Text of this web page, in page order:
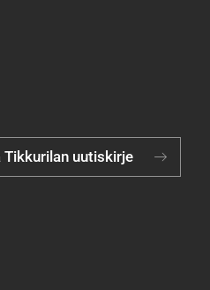
Tikkurilan uutiskirje